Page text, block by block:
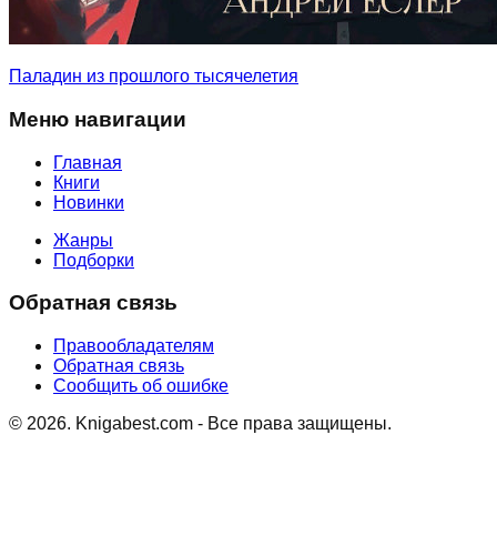
Паладин из прошлого тысячелетия
Меню навигации
Главная
Книги
Новинки
Жанры
Подборки
Обратная связь
Правообладателям
Обратная связь
Сообщить об ошибке
© 2026. Knigabest.com - Все права защищены.